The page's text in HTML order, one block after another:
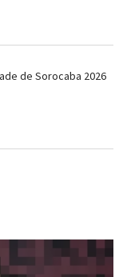
de Sorocaba 2026